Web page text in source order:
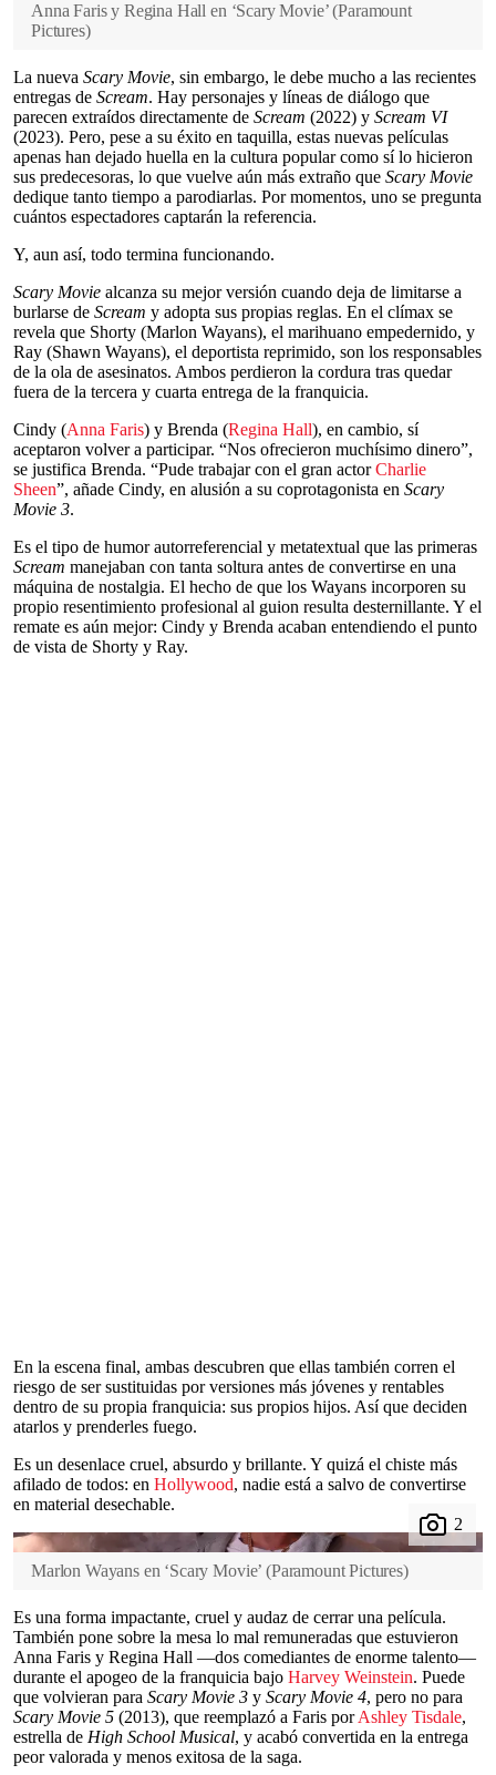
Anna Faris y Regina Hall en ‘Scary Movie’ (Paramount
Pictures)
La nueva Scary Movie, sin embargo, le debe mucho a las recientes
entregas de Scream. Hay personajes y líneas de diálogo que
parecen extraídos directamente de Scream (2022) y Scream VI
(2023). Pero, pese a su éxito en taquilla, estas nuevas películas
apenas han dejado huella en la cultura popular como sí lo hicieron
sus predecesoras, lo que vuelve aún más extraño que Scary Movie
dedique tanto tiempo a parodiarlas. Por momentos, uno se pregunta
cuántos espectadores captarán la referencia.
Y, aun así, todo termina funcionando.
Scary Movie alcanza su mejor versión cuando deja de limitarse a
burlarse de Scream y adopta sus propias reglas. En el clímax se
revela que Shorty (Marlon Wayans), el marihuano empedernido, y
Ray (Shawn Wayans), el deportista reprimido, son los responsables
de la ola de asesinatos. Ambos perdieron la cordura tras quedar
fuera de la tercera y cuarta entrega de la franquicia.
Cindy (Anna Faris) y Brenda (Regina Hall), en cambio, sí
aceptaron volver a participar. “Nos ofrecieron muchísimo dinero”,
se justifica Brenda. “Pude trabajar con el gran actorCharlie
Sheen”, añade Cindy, en alusión a su coprotagonista en Scary
Movie 3.
Es el tipo de humor autorreferencial y metatextual que las primeras
Scream manejaban con tanta soltura antes de convertirse en una
máquina de nostalgia. El hecho de que los Wayans incorporen su
propio resentimiento profesional al guion resulta desternillante. Y el
remate es aún mejor: Cindy y Brenda acaban entendiendo el punto
de vista de Shorty y Ray.
En la escena final, ambas descubren que ellas también corren el
riesgo de ser sustituidas por versiones más jóvenes y rentables
dentro de su propia franquicia: sus propios hijos. Así que deciden
atarlos y prenderles fuego.
Es un desenlace cruel, absurdo y brillante. Y quizá el chiste más
afilado de todos: en Hollywood, nadie está a salvo de convertirse
en material desechable.
Marlon Wayans en ‘Scary Movie’ (Paramount Pictures)
Es una forma impactante, cruel y audaz de cerrar una película.
También pone sobre la mesa lo mal remuneradas que estuvieron
Anna Faris y Regina Hall —dos comediantes de enorme talento—
durante el apogeo de la franquicia bajo Harvey Weinstein. Puede
que volvieran para Scary Movie 3 y Scary Movie 4, pero no para
Scary Movie 5 (2013), que reemplazó a Faris porAshley Tisdale,
estrella de High School Musical, y acabó convertida en la entrega
peor valorada y menos exitosa de la saga.